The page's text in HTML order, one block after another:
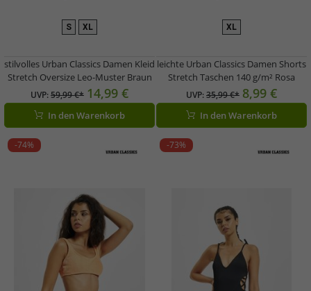
S XL
stilvolles Urban Classics Damen Kleid
Stretch Oversize Leo-Muster Braun
UVP:59,99 €* 14,99 €
In den Warenkorb
XL
leichte Urban Classics Damen Shorts
Stretch Taschen 140 g/m² Rosa
UVP:35,99 €* 8,99 €
In den Warenkorb
-74% -73%